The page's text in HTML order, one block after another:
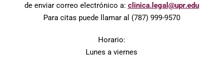
de enviar correo electrónico a: clinica.legal@upr.edu
Para citas puede llamar al (787) 999-9570
Horario:
Lunes a viernes